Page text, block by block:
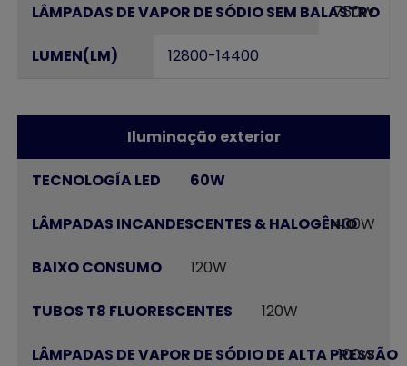
750W
12800-14400
Iluminação exterior
60W
400W
120W
120W
100W